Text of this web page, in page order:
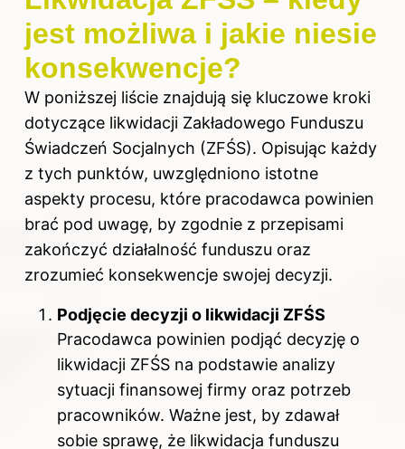
jest możliwa i jakie niesie
konsekwencje?
W poniższej liście znajdują się kluczowe kroki
dotyczące likwidacji Zakładowego Funduszu
Świadczeń Socjalnych (ZFŚS). Opisując każdy
z tych punktów, uwzględniono istotne
aspekty procesu, które pracodawca powinien
brać pod uwagę, by zgodnie z przepisami
zakończyć działalność funduszu oraz
zrozumieć konsekwencje swojej decyzji.
Podjęcie decyzji o likwidacji ZFŚS
Pracodawca powinien podjąć decyzję o
likwidacji ZFŚS na podstawie analizy
sytuacji finansowej firmy oraz potrzeb
pracowników. Ważne jest, by zdawał
sobie sprawę, że likwidacja funduszu